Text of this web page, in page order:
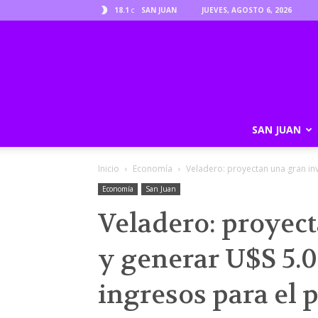
18.1 C SAN JUAN JUEVES, AGOSTO 6, 2026
SAN JUAN
Inicio Economía Veladero: proyectan una gran
Economía San Juan
Veladero:
y generar U$S
ingresos para el